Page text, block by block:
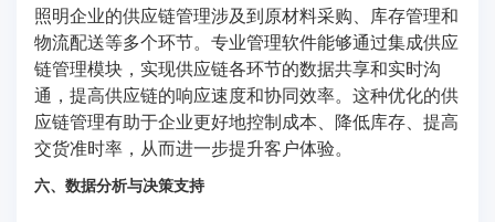
照明企业的供应链管理涉及到原材料采购、库存管理和
物流配送等多个环节。专业管理软件能够通过集成供应
链管理模块，实现供应链各环节的数据共享和实时沟
通，提高供应链的响应速度和协同效率。这种优化的供
应链管理有助于企业更好地控制成本、降低库存、提高
交货准时率，从而进一步提升客户体验。
六、数据分析与决策支持